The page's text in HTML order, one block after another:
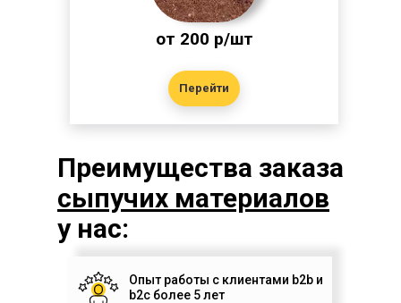
Перейти
от 200 р/шт
Опыт работы с клиентами b2b и
b2c более 5 лет
Преимущества заказа
сыпучих материалов
у нас: